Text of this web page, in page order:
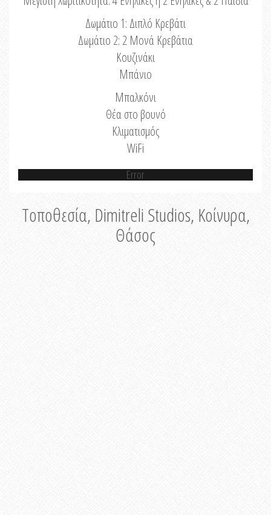
Δωμάτιο 1: Διπλό Κρεβάτι
Δωμάτιο 2: 2 Μονά Κρεβάτια
Κουζινάκι
Μπάνιο
Μπαλκόνι
Θέα στο βουνό
Κλιματισμός
WiFi
Error
Τοποθεσία, Dimitreli Studios, Κοίνυρα,
Θάσος